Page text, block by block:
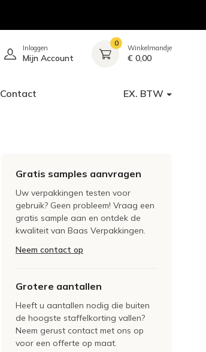
Inloggen
Mijn Account
0
Winkelmandje
€ 0,00
Contact EX. BTW
Gratis samples aanvragen
Uw verpakkingen testen voor
gebruik? Geen probleem! Vraag een
gratis sample aan en ontdek de
kwaliteit van Baas Verpakkingen.
Neem contact op
Grotere aantallen
Heeft u aantallen nodig die buiten
de hoogste staffelkorting vallen?
Neem gerust contact met ons op
voor een offerte op maat.